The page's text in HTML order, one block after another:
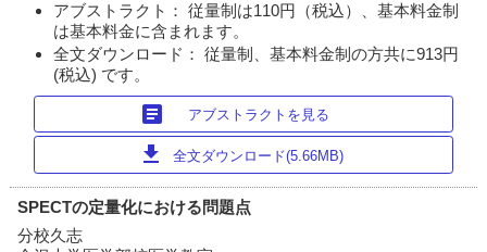
アブストラクト： 従量制は110円（税込）、基本料金制
は基本料金に含まれます。
全文ダウンロード： 従量制、基本料金制の方共に913円
(税込) です。
article アブストラクトを見る
download 全文ダウンロード(5.66MB)
SPECTの定量化における問題点
分校久志